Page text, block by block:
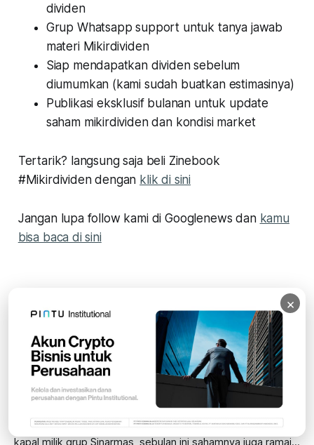
dividen
Grup Whatsapp support untuk tanya jawab
materi Mikirdividen
Siap mendapatkan dividen sebelum
diumumkan (kami sudah buatkan estimasinya)
Publikasi eksklusif bulanan untuk update
saham mikirdividen dan kondisi market
Tertarik? langsung saja beli Zinebook
#Mikirdividen dengan klik di sini
Jangan lupa follow kami di Googlenews dan kamu
bisa baca di sini
READ MORE
Rumor Saham BULL Mau Rights Issue Buat
Backdoor 30 Kapal LNG Grup Sinarmas,
BULL dirumorkan mau rights issue buat backdoor armada
kapal milik grup Sinarmas, sebulan ini sahamnya juga ramai
×